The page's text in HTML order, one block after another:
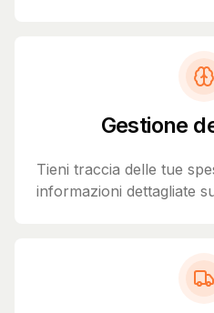
Gestione
Tieni traccia delle tue
informazioni dettagliate